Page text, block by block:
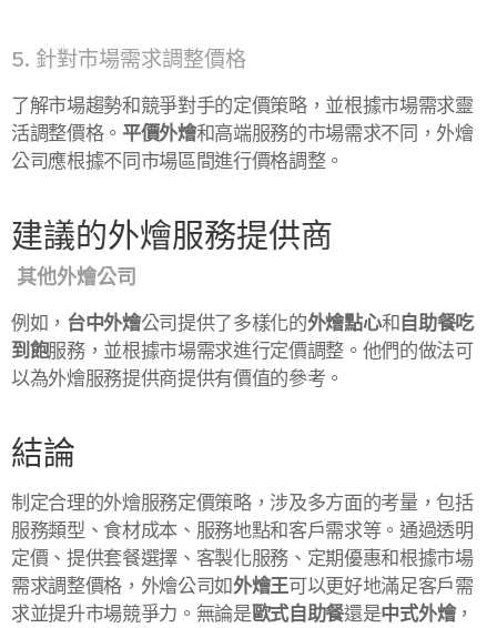
5. 針對市場需求調整價格
了解市場趨勢和競爭對手的定價策略，並根據市場需求靈
活調整價格。 平價外燴和高端服務的市場需求不同，外燴
公司應根據不同市場區間進行價格調整。
建議的外燴服務提供商
其他外燴公司
例如， 台中外燴公司提供了多樣化的外燴點心和自助餐吃
到飽服務，並根據市場需求進行定價調整。他們的做法可
以為外燴服務提供商提供有價值的參考。
結論
制定合理的外燴服務定價策略，涉及多方面的考量，包括
服務類型、食材成本、服務地點和客戶需求等。通過透明
定價、提供套餐選擇、客製化服務、定期優惠和根據市場
需求調整價格，外燴公司如外燴王可以更好地滿足客戶需
求並提升市場競爭力。無論是歐式自助餐還是中式外燴，